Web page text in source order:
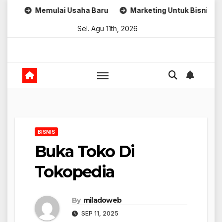
Usaha Baru Marketing Untuk Bisnis Online
Sel. Agu 11th, 2026
BISNIS
Buka Toko Di
Tokopedia
By miladoweb
SEP 11, 2025